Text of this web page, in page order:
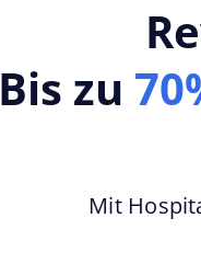
Bis zu
Mit